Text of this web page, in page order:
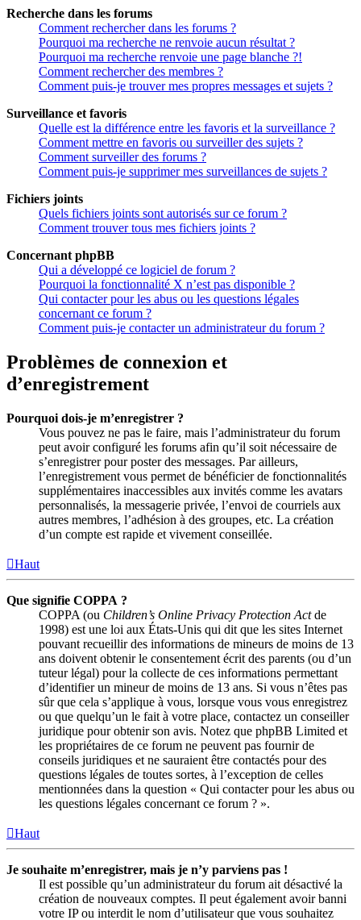
Recherche dans les forums
Comment rechercher dans les forums ?
Pourquoi ma recherche ne renvoie aucun résultat ?
Pourquoi ma recherche renvoie une page blanche ?!
Comment rechercher des membres ?
Comment puis-je trouver mes propres messages et sujets ?
Surveillance et favoris
Quelle est la différence entre les favoris et la surveillance ?
Comment mettre en favoris ou surveiller des sujets ?
Comment surveiller des forums ?
Comment puis-je supprimer mes surveillances de sujets ?
Fichiers joints
Quels fichiers joints sont autorisés sur ce forum ?
Comment trouver tous mes fichiers joints ?
Concernant phpBB
Qui a développé ce logiciel de forum ?
Pourquoi la fonctionnalité X n’est pas disponible ?
Qui contacter pour les abus ou les questions légales
concernant ce forum ?
Comment puis-je contacter un administrateur du forum ?
Problèmes de connexion et
d’enregistrement
Pourquoi dois-je m’enregistrer ?
Vous pouvez ne pas le faire, mais l’administrateur du forum
peut avoir configuré les forums afin qu’il soit nécessaire de
s’enregistrer pour poster des messages. Par ailleurs,
l’enregistrement vous permet de bénéficier de fonctionnalités
supplémentaires inaccessibles aux invités comme les avatars
personnalisés, la messagerie privée, l’envoi de courriels aux
autres membres, l’adhésion à des groupes, etc. La création
d’un compte est rapide et vivement conseillée.
Haut
Que signifie COPPA ?
COPPA (ou Children’s Online Privacy Protection Actde
1998) est une loi aux États-Unis qui dit que les sites Internet
pouvant recueillir des informations de mineurs de moins de 13
ans doivent obtenir le consentement écrit des parents (ou d’un
tuteur légal) pour la collecte de ces informations permettant
d’identifier un mineur de moins de 13 ans. Si vous n’êtes pas
sûr que cela s’applique à vous, lorsque vous vous enregistrez
ou que quelqu’un le fait à votre place, contactez un conseiller
juridique pour obtenir son avis. Notez que phpBB Limited et
les propriétaires de ce forum ne peuvent pas fournir de
conseils juridiques et ne sauraient être contactés pour des
questions légales de toutes sortes, à l’exception de celles
mentionnées dans la question « Qui contacter pour les abus ou
les questions légales concernant ce forum ? ».
Haut
Je souhaite m’enregistrer, mais je n’y parviens pas !
Il est possible qu’un administrateur du forum ait désactivé la
création de nouveaux comptes. Il peut également avoir banni
votre IP ou interdit le nom d’utilisateur que vous souhaitez